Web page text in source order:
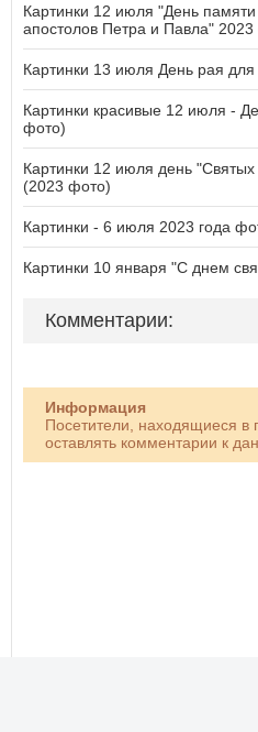
Картинки 12 июля "День
апостолов Петра и Павла"
Картинки 13 июля День рая
Картинки красивые 12 июля -
фото)
Картинки 12 июля день
(2023 фото)
Картинки - 6 июля 2023 года
Картинки 10 января "С днем
Комментарии:
Информация
Посетители, находящиеся в
оставлять комментарии к